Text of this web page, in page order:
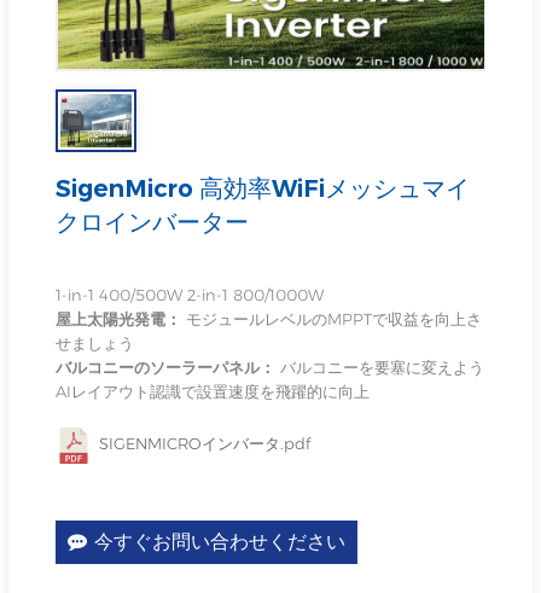
SigenMicro 高効率WiFiメッシュマイ
クロインバーター
1-in-1 400/500W 2-in-1 800/1000W
屋上太陽光発電： モジュールレベルのMPPTで収益を向上さ
せましょう
バルコニーのソーラーパネル： バルコニーを要塞に変えよう
AIレイアウト認識で設置速度を飛躍的に向上
SIGENMICROインバータ.pdf
今すぐお問い合わせください